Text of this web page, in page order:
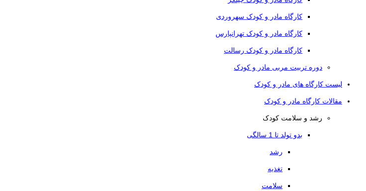
کارگاه مادر و کودک سهروردی
کارگاه مادر و کودک تهرانپارس
کارگاه مادر و کودک رسالت
دوره تربیت مربی مادر و کودک
لیست کارگاه های مادر و کودک
مقالات کارگاه مادر و کودک
رشد و سلامت کودک
بدو تولد تا 1 سالگی
رشد
تغذیه
سلامت